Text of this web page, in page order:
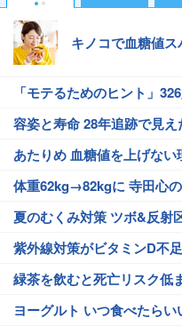
キノコで血糖値
「モテるためのヒント」
容姿と寿命 28年追跡で見え
あたりめ 血糖値を上げない
体重62kg→82kgに 寺田心
夏のむくみ対策 ツボ&反射
紫外線対策がビタミンD不
緑茶を飲むと死亡リスク低
ヨーグルト いつ食べたらい